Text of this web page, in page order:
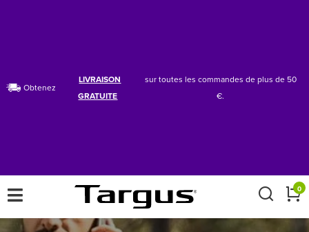
Obtenez
LIVRAISON
GRATUITE
sur toutes les commandes de plus de 50
€.
× 0